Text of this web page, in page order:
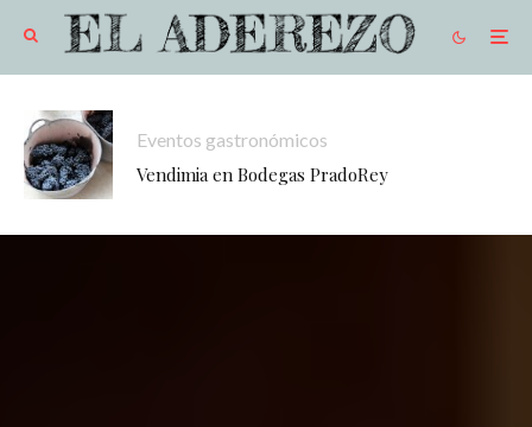
Eventos gastronómicos
Vendimia en Bodegas PradoRey